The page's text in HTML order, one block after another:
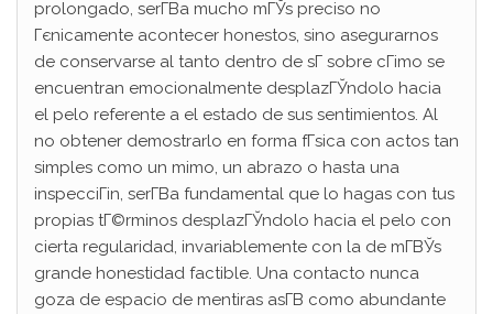
prolongado, serГ­В­a mucho mГЎs preciso no
Гєnicamente acontecer honestos, sino asegurarnos
de conservarse al tanto dentro de sГ­ sobre cГіmo se
encuentran emocionalmente desplazГЎndolo hacia
el pelo referente a el estado de sus sentimientos. Al
no obtener demostrarlo en forma fГ­sica con actos tan
simples como un mimo, un abrazo o hasta una
inspecciГіn, serГ­В­a fundamental que lo hagas con tus
propias tГ©rminos desplazГЎndolo hacia el pelo con
cierta regularidad, invariablemente con la de mГ­ВЎs
grande honestidad factible. Una contacto nunca
goza de espacio de mentiras asГ­В­ como abundante